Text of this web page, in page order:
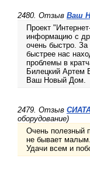
2480. Отзыв Ваш
Проект
информацию с
очень быстро.
быстрее нас
проблемы в
Билецкий Артем
Ваш Новый Дом.
2479. Отзыв
оборудование)
Очень полезный
не бывает
Удачи всем и